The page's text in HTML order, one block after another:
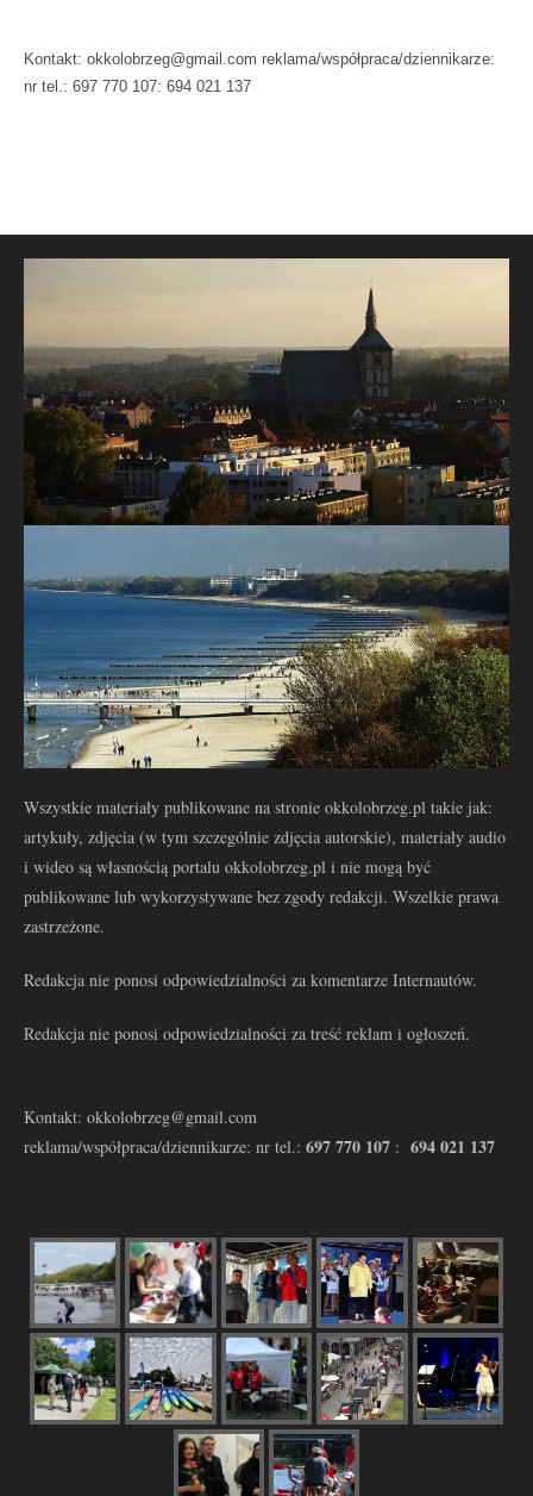
Kontakt: okkolobrzeg@gmail.com reklama/współpraca/dziennikarze:
nr tel.: 697 770 107: 694 021 137
Wszystkie materiały publikowane na stronie okkolobrzeg.pl takie jak:
artykuły, zdjęcia (w tym szczególnie zdjęcia autorskie), materiały audio
i wideo są własnością portalu okkolobrzeg.pl i nie mogą być
publikowane lub wykorzystywane bez zgody redakcji. Wszelkie prawa
zastrzeżone.
Redakcja nie ponosi odpowiedzialności za komentarze Internautów.
Redakcja nie ponosi odpowiedzialności za treść reklam i ogłoszeń.
Kontakt: okkolobrzeg@gmail.com
reklama/współpraca/dziennikarze: nr tel.: 697 770 107 : 694 021 137